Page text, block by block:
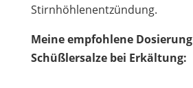
Stirnhöhlenentzündung.
Meine empfohlene
Schüßlersalze bei Erkältung: